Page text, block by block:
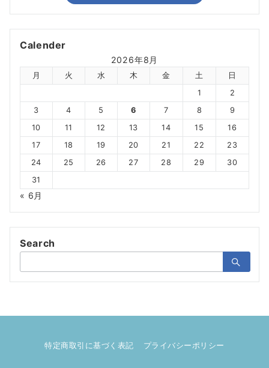
Calender
2026年8月
月 火 水 木 金 土
日
1
2
3
4 5 6 7 8
9
10
11 12 13 14 15
16
17
18 19 20 21 22
23
24
25 26 27 28 29
30
31
« 6月
Search
索：
特定商取引に基づく表記 プライバシーポリシー